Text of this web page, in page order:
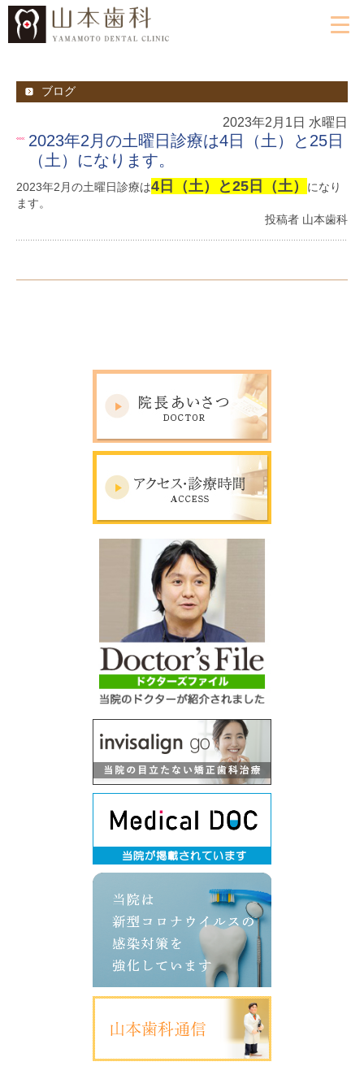
ブログ
2023年2月1日 水曜日
2023年2月の土曜日診療は4日（土）と25日
（土）になります。
2023年2月の土曜日診療は4日（土）と25日（土）
になり
ます。
投稿者 山本歯科